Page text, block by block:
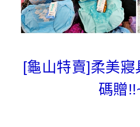
[龜山特賣]柔美
碼贈